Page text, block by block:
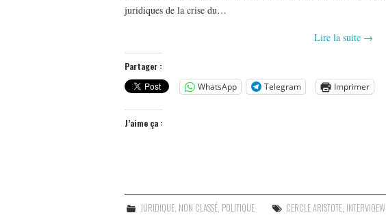
juridiques de la crise du…
Lire la suite →
Partager :
WhatsApp
Telegram Imprimer
J’aime ça :
JURIDIQUE NON CLASSÉ POLITIQUE CERCLE ARISTOTE INTERVIOEW